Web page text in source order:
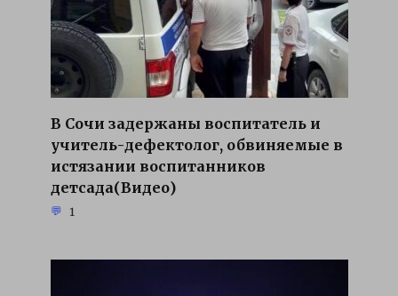
В Сочи задержаны воспитатель и
учитель-дефектолог, обвиняемые в
истязании воспитанников
детсада(Видео)
1